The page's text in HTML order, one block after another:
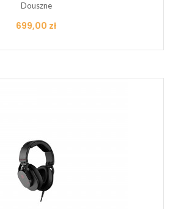
Douszne
Cena
699,00 zł